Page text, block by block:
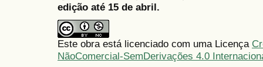
edição até 15 de abril.
Este obra está licenciado com uma Licença
NãoComercial-SemDerivações 4.0